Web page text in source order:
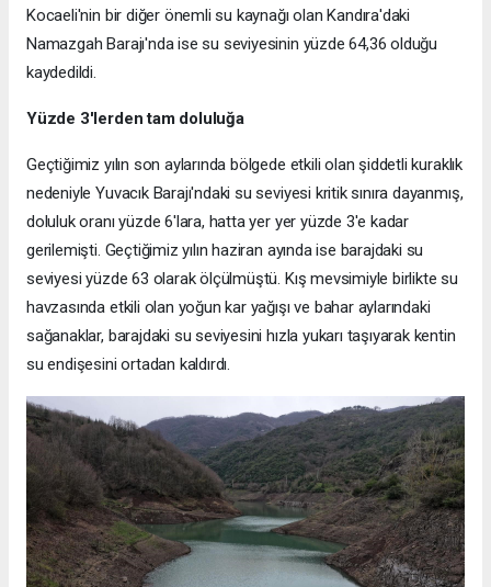
Kocaeli'nin bir diğer önemli su kaynağı olan Kandıra'daki
Namazgah Barajı'nda ise su seviyesinin yüzde 64,36 olduğu
kaydedildi.
Yüzde 3'lerden tam doluluğa
Geçtiğimiz yılın son aylarında bölgede etkili olan şiddetli kuraklık
nedeniyle Yuvacık Barajı'ndaki su seviyesi kritik sınıra dayanmış,
doluluk oranı yüzde 6'lara, hatta yer yer yüzde 3'e kadar
gerilemişti. Geçtiğimiz yılın haziran ayında ise barajdaki su
seviyesi yüzde 63 olarak ölçülmüştü. Kış mevsimiyle birlikte su
havzasında etkili olan yoğun kar yağışı ve bahar aylarındaki
sağanaklar, barajdaki su seviyesini hızla yukarı taşıyarak kentin
su endişesini ortadan kaldırdı.